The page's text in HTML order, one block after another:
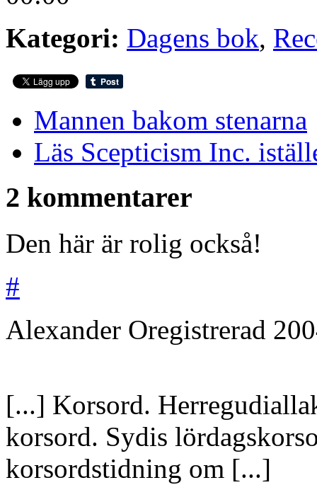
Kategori: Dagens bok,
Mannen bakom stenarna
Läs Scepticism Inc.
2 kommentarer
Den här är rolig också!
#
Alexander Oregistrerad
[...] Korsord.
korsord. Sydis
korsordstidning om [...]